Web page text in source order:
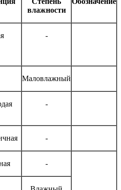
влажности
-
Маловлажный
-
-
-